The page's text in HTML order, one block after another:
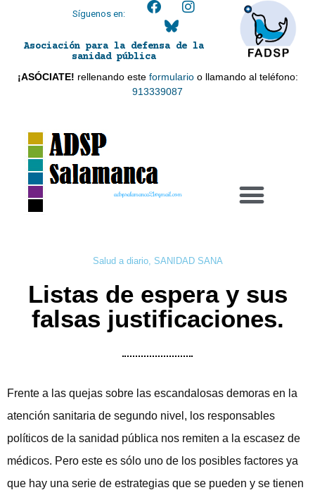
Síguenos en:
Asociación para la defensa de la
sanidad pública
¡ASÓCIATE! rellenando este formularioo llamando al teléfono:
913339087
adspsalamanca21@gmail.com
Salud a diario, SANIDAD SANA
Listas de espera y sus
falsas justificaciones.
Frente a las quejas sobre las escandalosas demoras en la
atención sanitaria de segundo nivel, los responsables
políticos de la sanidad pública nos remiten a la escasez de
médicos. Pero este es sólo uno de los posibles factores ya
que hay una serie de estrategias que se pueden y se tienen